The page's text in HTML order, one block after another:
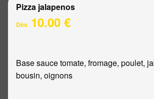
Pizza jalapenos
Dès 10.00 €
Base sauce tomate, fromage, poulet,
bousin, oignons